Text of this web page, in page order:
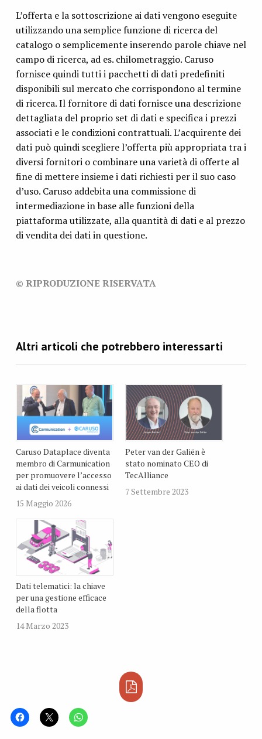
L’offerta e la sottoscrizione ai dati vengono eseguite
utilizzando una semplice funzione di ricerca del
catalogo o semplicemente inserendo parole chiave nel
campo di ricerca, ad es. chilometraggio. Caruso
fornisce quindi tutti i pacchetti di dati predefiniti
disponibili sul mercato che corrispondono al termine
di ricerca. Il fornitore di dati fornisce una descrizione
dettagliata del proprio set di dati e specifica i prezzi
associati e le condizioni contrattuali. L’acquirente dei
dati può quindi scegliere l’offerta più appropriata tra i
diversi fornitori o combinare una varietà di offerte al
fine di mettere insieme i dati richiesti per il suo caso
d’uso. Caruso addebita una commissione di
intermediazione in base alle funzioni della
piattaforma utilizzate, alla quantità di dati e al prezzo
di vendita dei dati in questione.
© RIPRODUZIONE RISERVATA
Caruso Dataplace diventa
membro di Carmunication
per promuovere l’accesso
ai dati dei veicoli connessi
15 Maggio 2026
Peter van der Galiën è
stato nominato CEO di
TecAlliance
7 Settembre 2023
Dati telematici: la chiave
per una gestione efficace
della flotta
14 Marzo 2023